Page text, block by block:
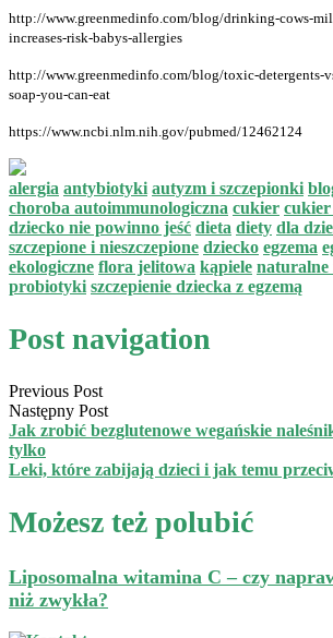
http://www.greenmedinfo.com/blog/drinking-cows-
increases-risk-babys-allergies
http://www.greenmedinfo.com/blog/toxic-detergents-
soap-you-can-eat
https://www.ncbi.nlm.nih.gov/pubmed/12462124
alergia antybiotyki autyzm i szczepionki
choroba autoimmunologiczna cukier
dziecko nie powinno jeść dieta diety dla
szczepione i nieszczepione dziecko egzema
ekologiczne flora jelitowa kąpiele naturalne
probiotyki szczepienie dziecka z egzemą
Post navigation
Previous Post
Następny Post
Jak zrobić bezglutenowe wegańskie
tylko
Leki, które zabijają dzieci i jak temu
Możesz też polubić
Liposomalna witamina C – czy
niż zwykła?